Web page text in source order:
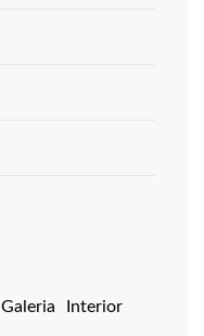
Galeria Interior